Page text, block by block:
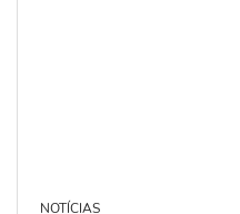
NOTÍCIAS